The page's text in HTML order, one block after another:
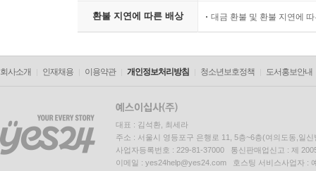
환불 지연에 따른 배상 대금 환불 및 환불 지연에
회사소개 인재채용 이용약관 개인정보처리방침 청소년보호정책 도서홍보안내
대표 : 김석환, 최세라
주소 : 서울시 영등포구 은행로 11, 5층~6층(여의도동,일신
사업자등록번호 : 229-81-37000 통신판매업신고 : 제
이메일 : yes24help@yes24.com 호스팅 서비스사업자 :